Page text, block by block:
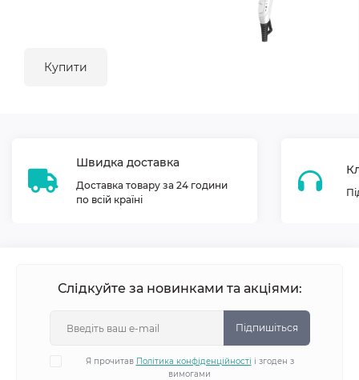
Купити
Швидка доставка
Доставка товару за 24 години
по всій країні
Слідкуйте за новинками та акціями:
Підпишіться
Я прочитав Політика конфіденційності і згоден з
вимогами